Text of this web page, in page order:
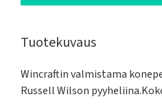
Tuotekuvaus
Wincraftin valmistama
Russell Wilson